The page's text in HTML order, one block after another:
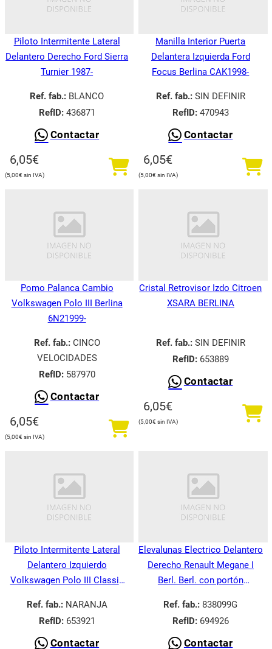
Piloto Intermitente Lateral
Delantero Derecho Ford Sierra
Turnier 1987-
Ref. fab.: BLANCO
RefID:436871
Contactar
6,05€
5,00€
Manilla Interior Puerta
Delantera Izquierda Ford
Focus Berlina CAK1998-
Ref. fab.:SIN DEFINIR
RefID:470943
Contactar
6,05€
5,00€
Pomo Palanca Cambio
Volkswagen Polo III Berlina
6N21999-
Ref. fab.:CINCO
VELOCIDADES
RefID:587970
Contactar
6,05€
5,00€
Cristal Retrovisor Izdo Citroen
XSARA BERLINA
Ref. fab.:SIN DEFINIR
RefID:653889
Contactar
6,05€
5,00€
Piloto Intermitente Lateral
Delantero Izquierdo
Volkswagen Polo III Classic
Ref. fab.:NARANJA
RefID:653921
Contactar
Elevalunas Electrico Delantero
Derecho Renault Megane I
Berl. Berl. con portón
Ref. fab.: 838099G
RefID:694926
Contactar